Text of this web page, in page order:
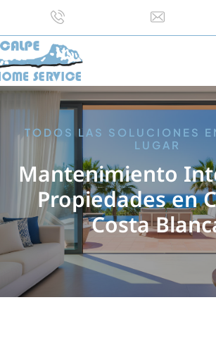
TODOS LAS SOLUCIONES
LUGAR
Mantenimiento
Propiedades en
Costa